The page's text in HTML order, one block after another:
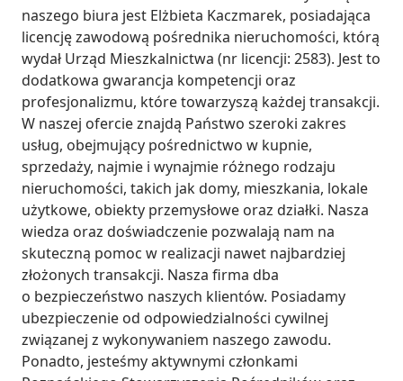
naszego biura jest Elżbieta Kaczmarek, posiadająca
licencję zawodową pośrednika nieruchomości, którą
wydał Urząd Mieszkalnictwa (nr licencji: 2583). Jest to
dodatkowa gwarancja kompetencji oraz
profesjonalizmu, które towarzyszą każdej transakcji.
W naszej ofercie znajdą Państwo szeroki zakres
usług, obejmujący pośrednictwo w kupnie,
sprzedaży, najmie i wynajmie różnego rodzaju
nieruchomości, takich jak domy, mieszkania, lokale
użytkowe, obiekty przemysłowe oraz działki. Nasza
wiedza oraz doświadczenie pozwalają nam na
skuteczną pomoc w realizacji nawet najbardziej
złożonych transakcji. Nasza firma dba
o bezpieczeństwo naszych klientów. Posiadamy
ubezpieczenie od odpowiedzialności cywilnej
związanej z wykonywaniem naszego zawodu.
Ponadto, jesteśmy aktywnymi członkami